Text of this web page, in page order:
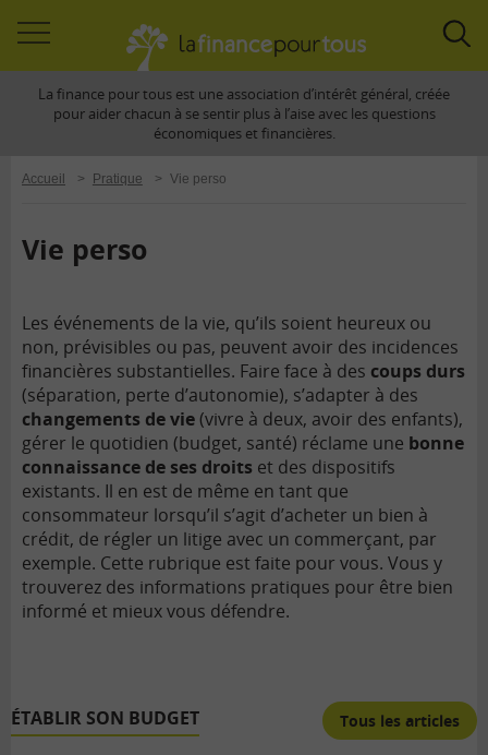
àLa finance pour tous est une association d’intérêt général, créée
pour aider chacun à se sentir plus à l’aise avec les questions
économiques et financières.
Accueil > Pratique > Vie perso
Vie perso
Les événements de la vie, qu’ils soient heureux ou
non, prévisibles ou pas, peuvent avoir des incidences
financières substantielles. Faire face à des coups durs
(séparation, perte d’autonomie), s’adapter à des
changements de vie(vivre à deux, avoir des enfants),
gérer le quotidien (budget, santé) réclame une bonne
connaissance de ses droits et des dispositifs
existants. Il en est de même en tant que
consommateur lorsqu’il s’agit d’acheter un bien à
crédit, de régler un litige avec un commerçant, par
exemple. Cette rubrique est faite pour vous. Vous y
trouverez des informations pratiques pour être bien
informé et mieux vous défendre.
ÉTABLIR SON BUDGET Tous les articles